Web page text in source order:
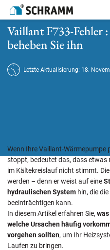
Startseite
Vaillant F733-Fehler : Bedeutung und
Vaillant F733-Fehler
beheben Sie ihn
Letzte Aktualisierung: 18.
Wenn Ihre Vaillant-Wärmepumpe
stoppt, bedeutet das, dass
im Kältekreislauf nicht stimmt.
werden – denn er weist auf eine
hydraulischen System hin, die
beeinträchtigen kann.
In diesem Artikel erfahren Sie,
welche Ursachen häufig
vorgehen sollten, um Ihr
Laufen zu bringen.